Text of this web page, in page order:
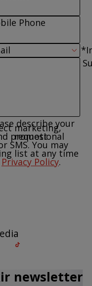
Phone
describe your
request
marketing,
promotional
SMS. You may
list at any time
Privacy Policy.
newsletter